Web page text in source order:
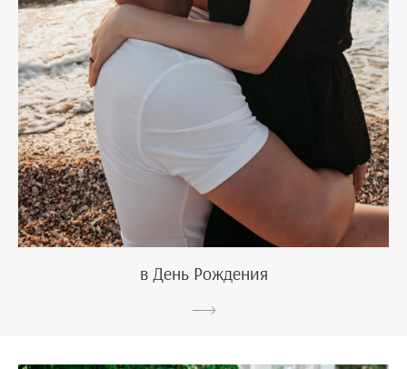
в День Рождения